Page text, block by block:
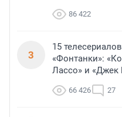
86 422
3
15
«Фонтанки»:
Лассо» и «Джек
66 426 27